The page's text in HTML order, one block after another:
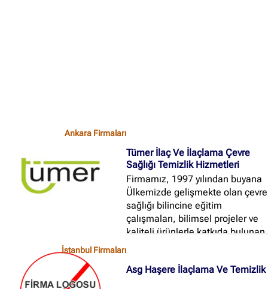
Ankara Firmaları
Tümer İlaç Ve İlaçlama Çevre
Sağlığı Temizlik Hizmetleri
Firmamız, 1997 yılından buyana
Ülkemizde gelişmekte olan çevre
sağlığı bilincine eğitim
çalışmaları, bilimsel projeler ve
kaliteli ürünlerle katkıda bulunan
Tedariği, Teorik ve Saha
İstanbul Firmaları
Asg Haşere İlaçlama Ve Temizlik